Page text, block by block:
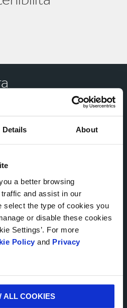
Details About
a better browsing
and assist in our
select the type of cookies you
or disable these cookies
Settings’. For more
Policy and Privacy
ALL COOKIES